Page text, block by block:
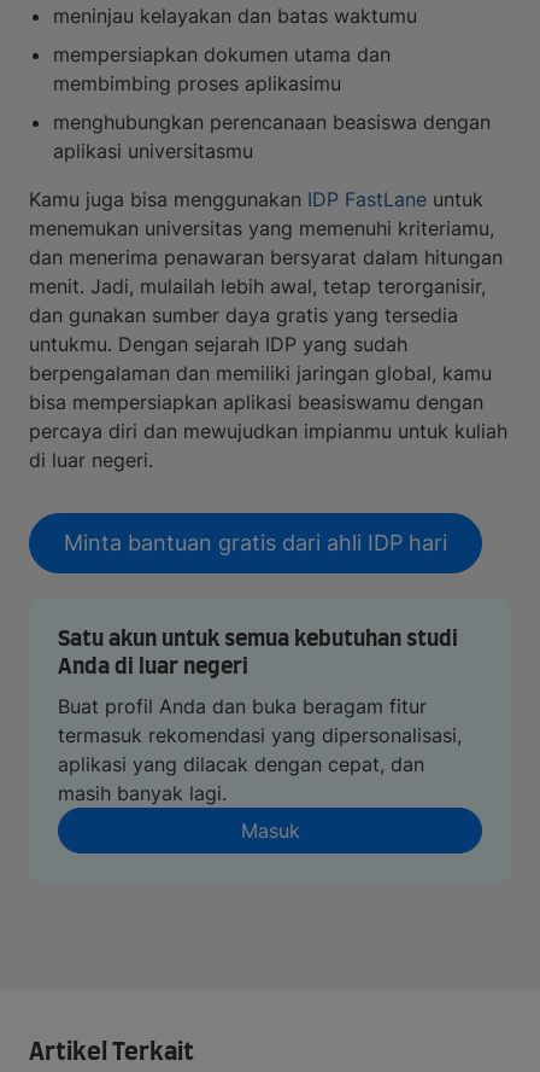
meninjau kelayakan dan batas waktumu
mempersiapkan dokumen utama dan
membimbing proses aplikasimu
menghubungkan perencanaan beasiswa dengan
aplikasi universitasmu
Kamu juga bisa menggunakan IDP FastLane untuk
menemukan universitas yang memenuhi kriteriamu,
dan menerima penawaran bersyarat dalam hitungan
menit. Jadi, mulailah lebih awal, tetap terorganisir,
dan gunakan sumber daya gratis yang tersedia
untukmu. Dengan sejarah IDP yang sudah
berpengalaman dan memiliki jaringan global, kamu
bisa mempersiapkan aplikasi beasiswamu dengan
percaya diri dan mewujudkan impianmu untuk kuliah
di luar negeri.
Minta bantuan gratis dari ahli IDP hari
Satu akun untuk semua kebutuhan studi
Anda di luar negeri
Buat profil Anda dan buka beragam fitur
termasuk rekomendasi yang dipersonalisasi,
aplikasi yang dilacak dengan cepat, dan
masih banyak lagi.
Masuk
Artikel Terkait